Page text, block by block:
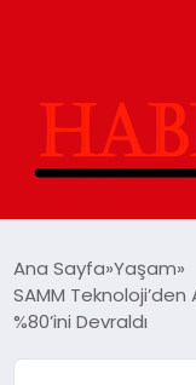
YAŞAM
Ana Sayfa Yaşam
SAMM
%80’ini Devraldı